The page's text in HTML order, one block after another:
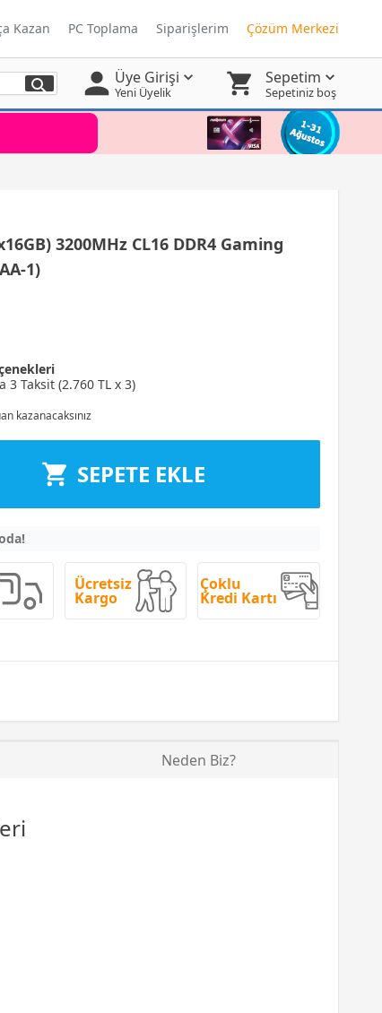
Kazan PC Toplama Siparişlerim Çözüm Merkezi
Üye Girişi
Yeni Üyelik
Sepetim
Sepetiniz boş
3200MHz CL16 DDR4 Gaming
1)
3 Taksit (2.760 TL x 3)
kazanacaksınız
SEPETE EKLE
Ücretsiz
Kargo
Çoklu
Kredi Kartı
Neden Biz?